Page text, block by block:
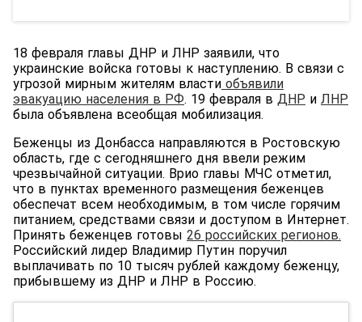
18 февраля главы ДНР и ЛНР заявили, что
украинские войска готовы к наступлению. В связи с
угрозой мирным жителям власти объявили
эвакуацию населения в РФ. 19 февраля в ДНР и ЛНР
была объявлена всеобщая мобилизация.
Беженцы из Донбасса направляются в Ростовскую
область, где с сегодняшнего дня ввели режим
чрезвычайной ситуации. Врио главы МЧС отметил,
что в пунктах временного размещения беженцев
обеспечат всем необходимым, в том числе горячим
питанием, средствами связи и доступом в Интернет.
Принять беженцев готовы 26 российских регионов.
Российский лидер Владимир Путин поручил
выплачивать по 10 тысяч рублей каждому беженцу,
прибывшему из ДНР и ЛНР в Россию.